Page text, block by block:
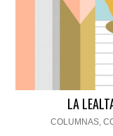
LA
COLUMNAS,